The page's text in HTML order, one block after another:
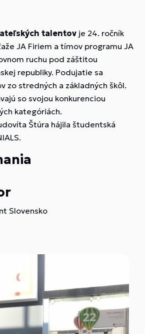
talentov je 24. ročník
JA Firiem a tímov programu JA
ruchu pod záštitou
republiky. Podujatie sa
zo stredných a základných škôl.
so svojou konkurenciou
kategóriách.
Štúra hájila študentská
Slovensko